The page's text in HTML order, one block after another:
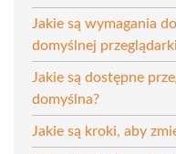
Jakie są wymagania
domyślnej
Jakie są dostępne
domyślna?
Jakie są kroki, aby